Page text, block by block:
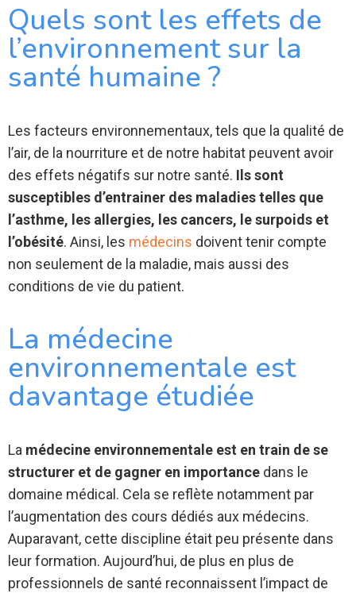
Quels sont les effets de
l’environnement sur la
santé humaine ?
Les facteurs environnementaux, tels que la qualité de
l’air, de la nourriture et de notre habitat peuvent avoir
des effets négatifs sur notre santé. Ils sont
susceptibles d’entrainer des maladies telles que
l’asthme, les allergies, les cancers, le surpoids et
l’obésité. Ainsi, les médecins doivent tenir compte
non seulement de la maladie, mais aussi des
conditions de vie du patient.
La médecine
environnementale est
davantage étudiée
La médecine environnementale est en train de se
structurer et de gagner en importance dans le
domaine médical. Cela se reflète notamment par
l’augmentation des cours dédiés aux médecins.
Auparavant, cette discipline était peu présente dans
leur formation. Aujourd’hui, de plus en plus de
professionnels de santé reconnaissent l’impact de